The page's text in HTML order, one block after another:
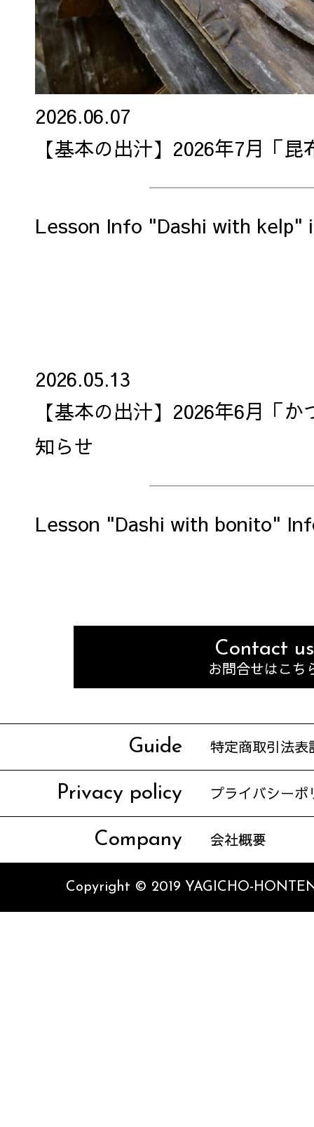
2026.06.07
【基本の出汁】2026年7月「
Lesson Info "Dashi with kelp"
2026.05.13
【基本の出汁】2026年6月「
知らせ
Lesson "Dashi with bonito"
Contact us
お問合せはこち
Guide 特定商取引法表
Privacy policy プライバシーポ
Company 会社概要
Copyright © 2019 YAGICHO-